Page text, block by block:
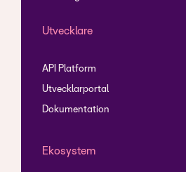
Utvecklare
API Platform
Utvecklarportal
Dokumentation
Ekosystem